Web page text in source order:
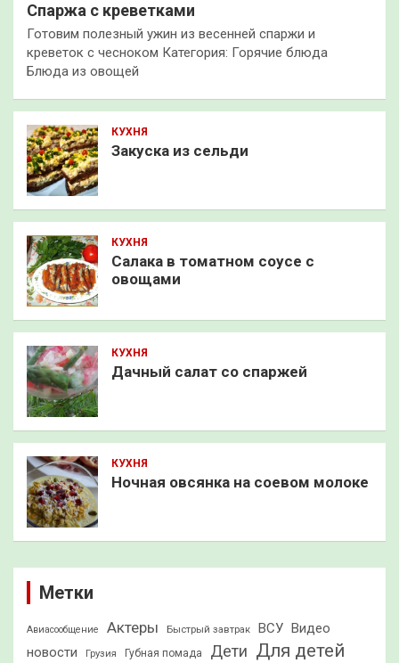
Спаржа с креветками
Готовим полезный ужин из весенней спаржи и
креветок с чесноком Категория: Горячие блюда
Блюда из овощей
КУХНЯ
Закуска из сельди
КУХНЯ
Салака в томатном соусе с
овощами
КУХНЯ
Дачный салат со спаржей
КУХНЯ
Ночная овсянка на соевом молоке
Метки
Авиасообщение Актеры Быстрый завтрак ВСУ Видео
новости
Грузия Губная помада Дети Для детей